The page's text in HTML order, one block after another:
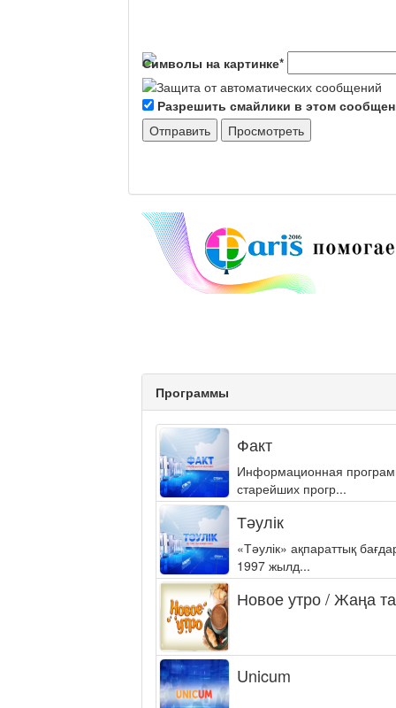
Символы на картинке*
Разрешить смайлики в этом
Программы
Факт
Информационная
старейших прогр...
Тәулік
«Тәулік» ақпараттық
1997 жылд...
Новое утро / Жаңа
Unicum